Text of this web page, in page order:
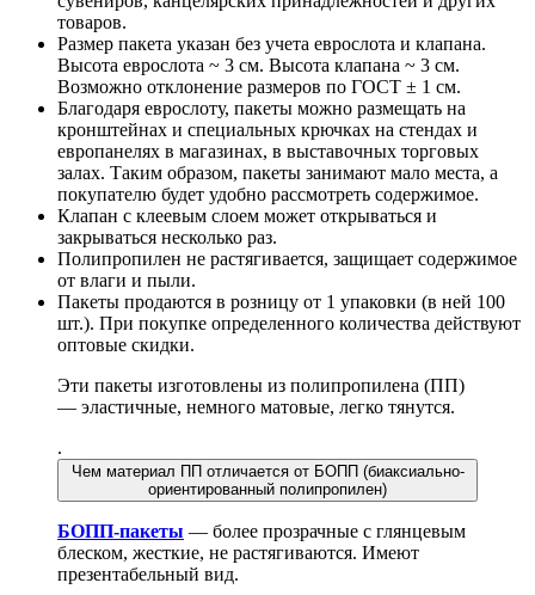
товаров.
Размер пакета указан без учета еврослота и клапана.
Высота еврослота ~ 3 см. Высота клапана ~ 3 см.
Возможно отклонение размеров по ГОСТ ± 1 см.
Благодаря еврослоту, пакеты можно размещать на
кронштейнах и специальных крючках на стендах и
европанелях в магазинах, в выставочных торговых
залах. Таким образом, пакеты занимают мало места, а
покупателю будет удобно рассмотреть содержимое.
Клапан с клеевым слоем может открываться и
закрываться несколько раз.
Полипропилен не растягивается, защищает содержимое
от влаги и пыли.
Пакеты продаются в розницу от 1 упаковки (в ней 100
шт.). При покупке определенного количества действуют
оптовые скидки.
Эти пакеты изготовлены из полипропилена (ПП)
— эластичные, немного матовые, легко тянутся.
.
Чем материал ПП отличается от БОПП (биаксиально-
ориентированный полипропилен)
БОПП-пакеты — более прозрачные с глянцевым
блеском, жесткие, не растягиваются. Имеют
презентабельный вид.